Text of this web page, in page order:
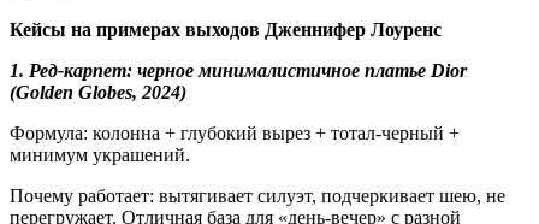
Кейсы на примерах выходов Дженнифер Лоуренс
1. Ред-карпет: черное минималистичное платье Dior
(Golden Globes, 2024)
Формула: колонна + глубокий вырез + тотал-черный +
минимум украшений.
Почему работает: вытягивает силуэт, подчеркивает шею, не
перегружает. Отличная база для «день-вечер» с разной